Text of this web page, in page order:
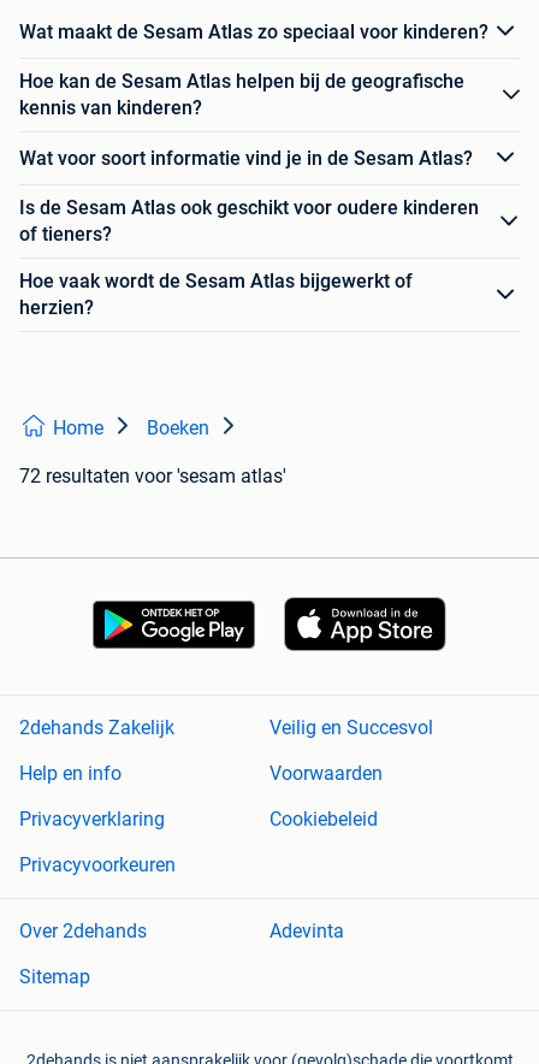
Wat maakt de Sesam Atlas zo speciaal voor kinderen?
Hoe kan de Sesam Atlas helpen bij de geografische
kennis van kinderen?
Wat voor soort informatie vind je in de Sesam Atlas?
Is de Sesam Atlas ook geschikt voor oudere kinderen
of tieners?
Hoe vaak wordt de Sesam Atlas bijgewerkt of
herzien?
Home Boeken
72 resultaten voor 'sesam atlas'
2dehands Zakelijk
Veilig en Succesvol
Help en info
Voorwaarden
Privacyverklaring
Cookiebeleid
Privacyvoorkeuren
Over 2dehands
Adevinta
Sitemap